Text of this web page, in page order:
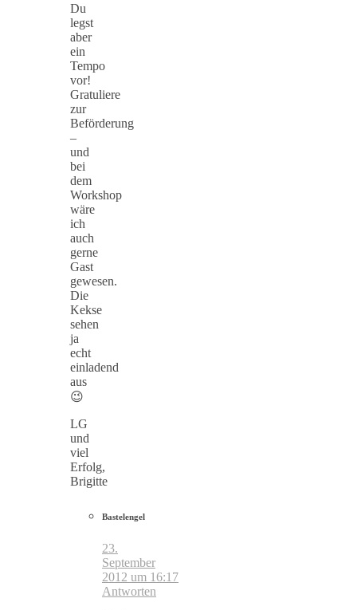
Du
legst
aber
ein
Tempo
vor!
Gratuliere
zur
Beförderung
–
und
bei
dem
Workshop
wäre
ich
auch
gerne
Gast
gewesen.
Die
Kekse
sehen
ja
echt
einladend
aus
😉
LG
und
viel
Erfolg,
Brigitte
Bastelengel
23.
September
2012 um 16:17
Antworten